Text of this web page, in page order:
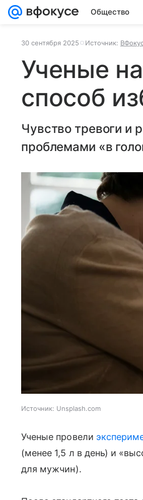
Общество
30 сентября 2025 Источник:
Ученые
способ
Чувство тревоги и
проблемами «в
Источник: Unsplash.com
Ученые провели
(менее 1,5 л в день) и
для мужчин).